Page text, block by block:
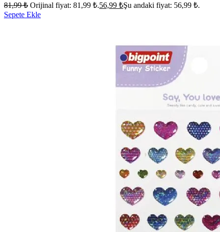
81,99₺ Orijinal fiyat: 81,99 ₺.56,99 ₺Şu andaki fiyat: 56,99 ₺.
Sepete Ekle